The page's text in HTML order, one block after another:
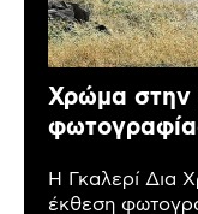
Χρώμα στην
Η Γκαλερί Δια
έκθεση